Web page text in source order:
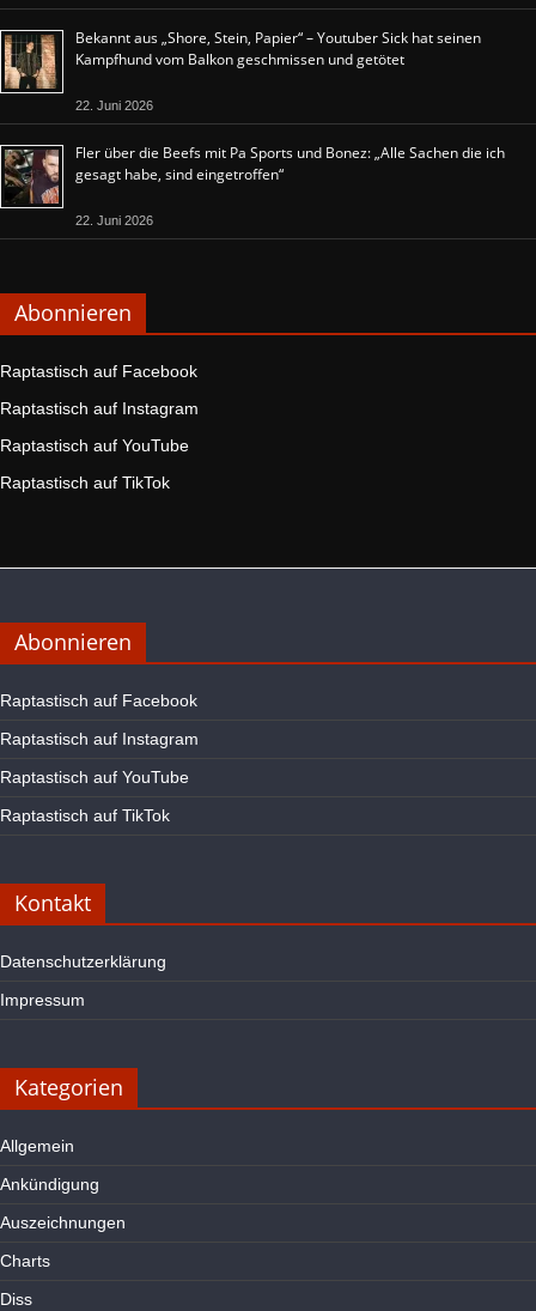
Bekannt aus „Shore, Stein, Papier“ – Youtuber Sick hat seinen
Kampfhund vom Balkon geschmissen und getötet
22. Juni 2026
Fler über die Beefs mit Pa Sports und Bonez: „Alle Sachen die ich
gesagt habe, sind eingetroffen“
22. Juni 2026
Abonnieren
Raptastisch auf Facebook
Raptastisch auf Instagram
Raptastisch auf YouTube
Raptastisch auf TikTok
Abonnieren
Raptastisch auf Facebook
Raptastisch auf Instagram
Raptastisch auf YouTube
Raptastisch auf TikTok
Kontakt
Datenschutzerklärung
Impressum
Kategorien
Allgemein
Ankündigung
Auszeichnungen
Charts
Diss